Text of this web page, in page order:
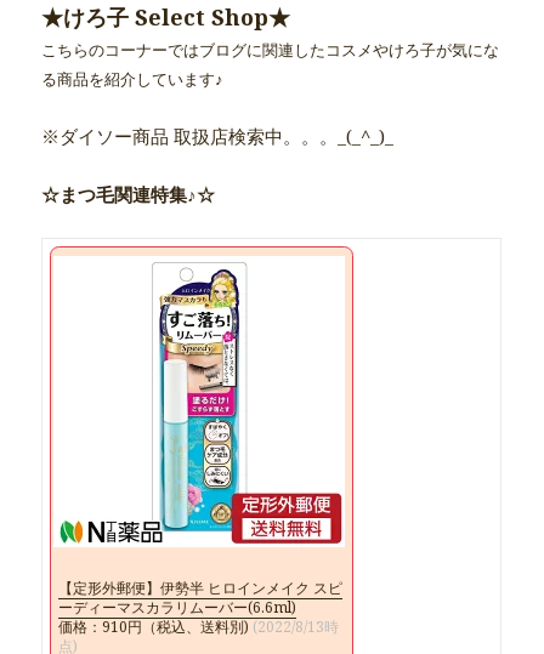
★けろ子 Select Shop★
こちらのコーナーではブログに関連したコスメやけろ子が気にな
る商品を紹介しています♪
※ダイソー商品 取扱店検索中。。。_(_^_)_
☆まつ毛関連特集♪☆
【定形外郵便】伊勢半 ヒロインメイク スピ
ーディーマスカラリムーバー(6.6ml)
価格：910円（税込、送料別) (2022/8/13時
点)